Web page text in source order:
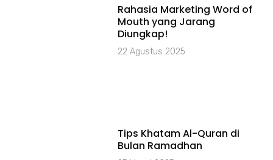
Rahasia Marketing Word of
Mouth yang Jarang
Diungkap!
22 Agustus 2025
Tips Khatam Al-Quran di
Bulan Ramadhan